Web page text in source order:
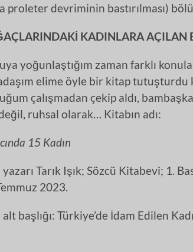
proleter devriminin bastırılması)
KADINLARA AÇILAN
yoğunlaştığım zaman farklı
elime öyle bir kitap tutuşturdu
çalışmadan çekip aldı,
ruhsal olarak… Kitabın adı:
15 Kadın
yazarı Tarık Işık; Sözcü Kitabevi; 1.
2023.
alt başlığı: Türkiye’de İdam Edilen